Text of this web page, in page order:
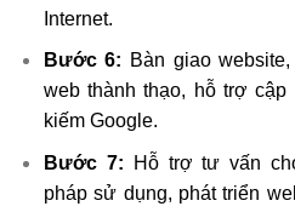
Internet.
Bước 6: Bàn giao
web thành thạo, hỗ trợ
kiếm Google.
Bước 7:
Hỗ trợ tư vấn
pháp sử dụng, phát triển